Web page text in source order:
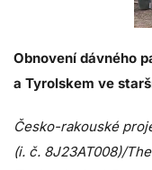
Obnovení dávného
a Tyrolskem ve
Česko-rakouské
(i. č. 8J23AT008)/